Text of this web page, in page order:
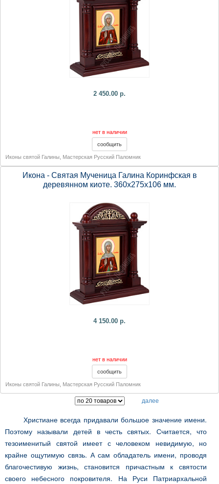
2 450.00 р.
нет в наличии
Иконы святой Галины Мастерская Русский Паломник
Икона - Святая Мученица Галина Коринфская в
деревянном киоте. 360х275х106 мм.
4 150.00 р.
нет в наличии
Иконы святой Галины Мастерская Русский Паломник
далее
Христиане всегда придавали большое значение имени.
Поэтому называли детей в честь святых. Считается, что
тезоименитый святой имеет с человеком невидимую, но
крайне ощутимую связь. А сам обладатель имени, проводя
благочестивую жизнь, становится причастным к святости
своего небесного покровителя. На Руси Патриархальной